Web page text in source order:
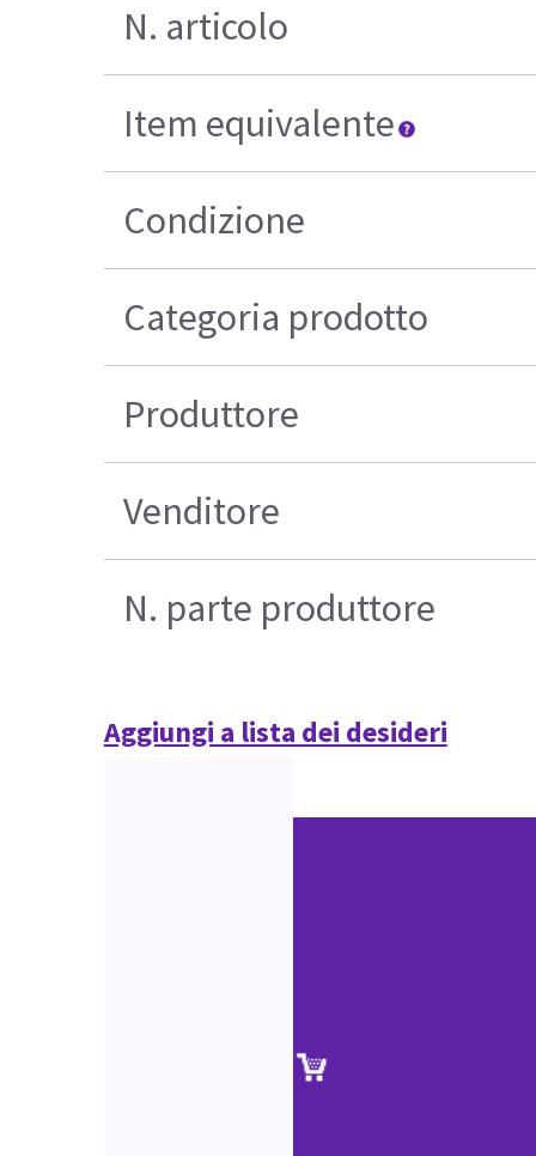
N. articolo
Item equivalente
Condizione
Categoria prodotto
Produttore
Venditore
N. parte produttore
Aggiungi a lista dei desideri